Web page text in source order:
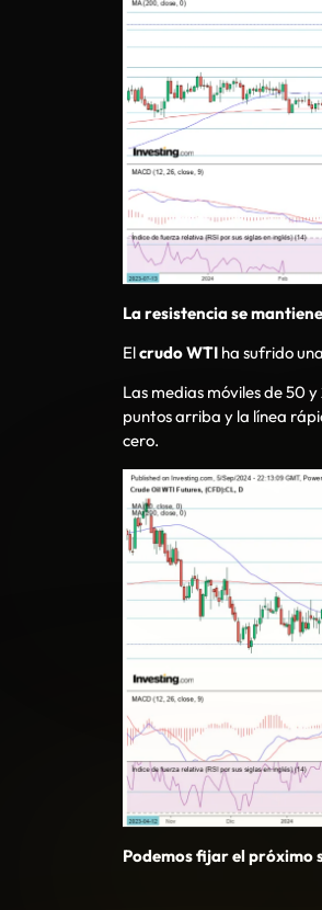
La resistencia se
Elcrudo WTI ha sufrido
Las medias móviles de 50
puntos arriba y la línea
cero.
Podemos fijar el próximo